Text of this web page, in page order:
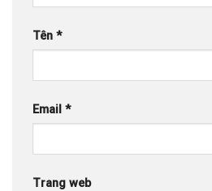
Tên *
Email *
Trang web